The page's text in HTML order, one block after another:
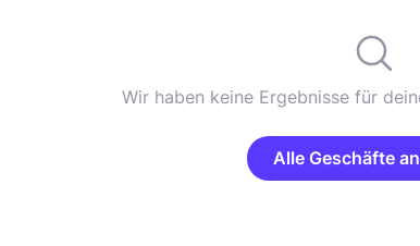
Wir haben keine Ergebnisse für
Alle Geschäfte